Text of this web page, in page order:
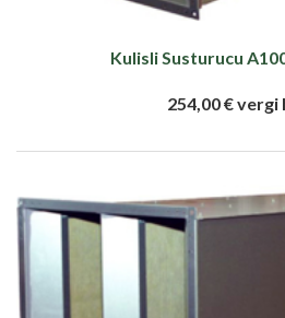
Kulisli Susturucu
254,00 € vergi